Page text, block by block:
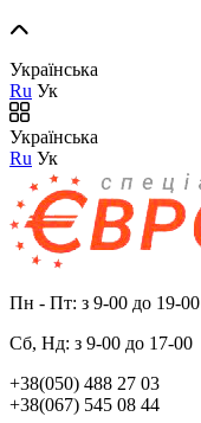
Українська
Ru Ук
Українська
Ru Ук
Пн - Пт: з 9-00 до 19-00
Сб, Нд: з 9-00 до 17-00
+38(050) 488 27 03
+38(067) 545 08 44